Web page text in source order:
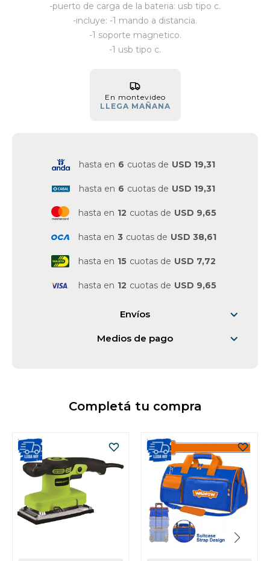
-puerto de carga de la bateria: usb tipo c.
-incluye: -1 mando a distancia.
-1 soporte magnetico.
-1 usb tipo c.
En montevideo
LLEGA MAÑANA
hasta en 6 cuotas de USD 19,31
hasta en 6 cuotas de USD 19,31
hasta en 12 cuotas de USD 9,65
hasta en 3 cuotas de USD 38,61
hasta en 15 cuotas de USD 7,72
hasta en 12 cuotas de USD 9,65
Envíos
Medios de pago
Completá tu compra